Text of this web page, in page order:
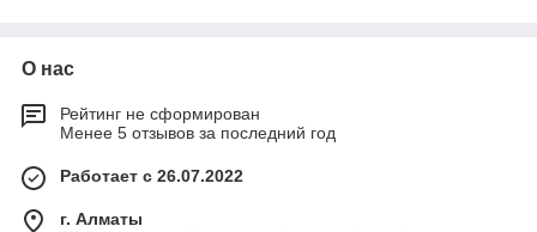
О нас
Рейтинг не сформирован
Менее 5 отзывов за последний год
Работает с 26.07.2022
г. Алматы